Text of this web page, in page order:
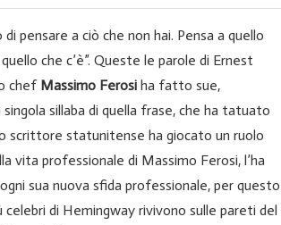
pensare a ciò che non hai. Pensa a quello
che c’è”. Queste le parole di Ernest
chef Massimo Ferosi ha fatto sue,
singola sillaba di quella frase, che ha tatuato
scrittore statunitense ha giocato un ruolo
vita professionale di Massimo Ferosi, l’ha
sua nuova sfida professionale, per questo
di Hemingway rivivono sulle pareti del